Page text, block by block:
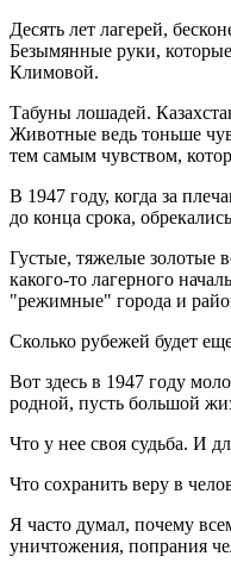
Десять лет лагерей,
Безымянные руки,
Климовой.
Табуны лошадей.
Животные ведь тоньше
тем самым чувством,
В 1947 году, когда за
до конца срока,
Густые, тяжелые золотые
какого-то лагерного
"режимные" города и
Сколько рубежей будет
Вот здесь в 1947 году
родной, пусть большой
Что у нее своя судьба. И
Что сохранить веру в
Я часто думал, почему
уничтожения, попрания